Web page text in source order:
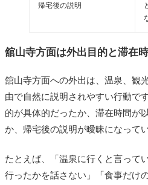
帰宅後の説明
舘山寺方面は外出目的と滞在
舘山寺方面への外出は、温泉、観
由で自然に説明されやすい行動で
的が具体的だったか、滞在時間が
か、帰宅後の説明が曖昧になって
たとえば、「温泉に行くと言って
行ったかを話さない」「食事だけ